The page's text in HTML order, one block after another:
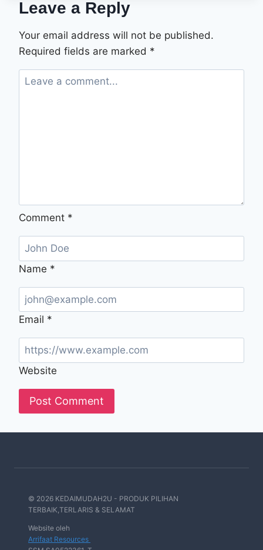
–
SEWA
SUBANG
KL
&
Leave a Reply
Your email address will not be published.
Required fields are marked *
Comment *
Name *
Email *
Website
© 2026 KEDAIMUDAH2U - PRODUK PILIHAN
TERBAIK,TERLARIS & SELAMAT
Website oleh
Arrifaat Resources